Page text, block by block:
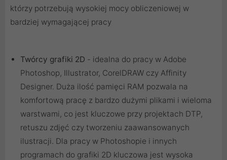
którzy potrzebują wysokiej mocy obliczeniowej w
bardziej wymagającej pracy
Twórcy grafiki 2D - idealna do pracy w Adobe
Photoshop, Illustrator, CorelDRAW czy Affinity
Designer. Duża ilość pamięci RAM pozwala na
komfortową pracę z bardzo dużymi plikami i wieloma
warstwami, co jest kluczowe przy projektach DTP,
retuszu zdjęć czy tworzeniu zaawansowanych
ilustracji. Dla pracy w Photoshopie i innych
programach do grafiki 2D kluczowa jest wysoka